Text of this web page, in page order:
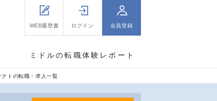
WEB履歴書 ログイン 会員登録
ミドルの転職体験レポート
トの転職・求人一覧